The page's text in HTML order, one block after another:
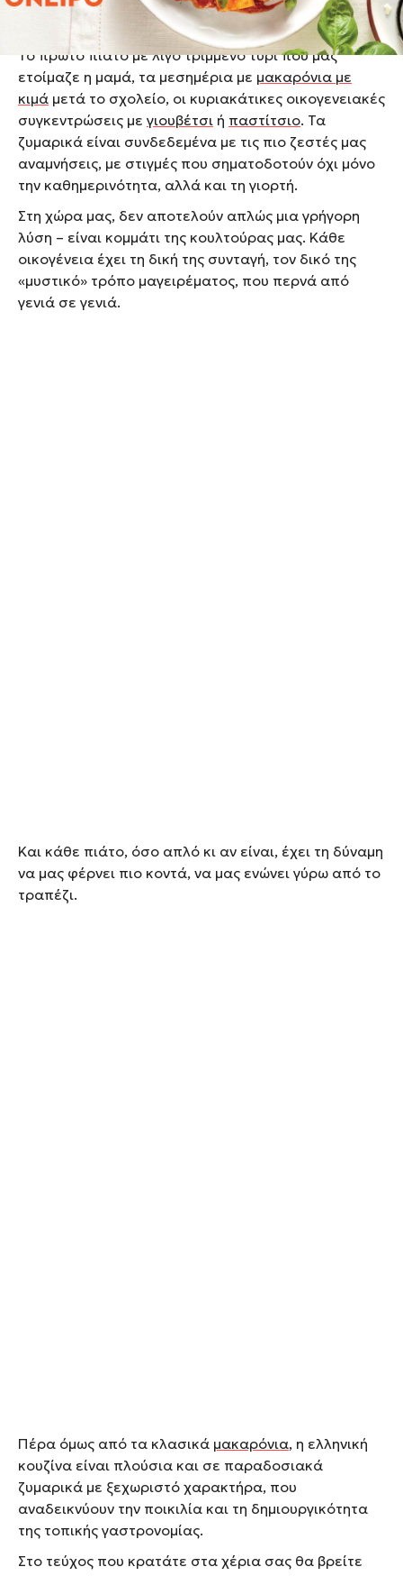
από τα πρώτα χρόνια της ζωής μας μέχρι και
σήμερα, αυτό είναι τα μακαρόνια.
Το πρώτο πιάτο με λίγο τριμμένο τυρί που μας
ετοίμαζε η μαμά, τα μεσημέρια με μακαρόνια με
κιμά μετά το σχολείο, οι κυριακάτικες οικογενειακές
συγκεντρώσεις με γιουβέτσι ή παστίτσιο. Τα
ζυμαρικά είναι συνδεδεμένα με τις πιο ζεστές μας
αναμνήσεις, με στιγμές που σηματοδοτούν όχι μόνο
την καθημερινότητα, αλλά και τη γιορτή.
Στη χώρα μας, δεν αποτελούν απλώς μια γρήγορη
λύση – είναι κομμάτι της κουλτούρας μας. Κάθε
οικογένεια έχει τη δική της συνταγή, τον δικό της
«μυστικό» τρόπο μαγειρέματος, που περνά από
γενιά σε γενιά.
Και κάθε πιάτο, όσο απλό κι αν είναι, έχει τη δύναμη
να μας φέρνει πιο κοντά, να μας ενώνει γύρω από το
τραπέζι.
Πέρα όμως από τα κλασικά μακαρόνια, η ελληνική
κουζίνα είναι πλούσια και σε παραδοσιακά
ζυμαρικά με ξεχωριστό χαρακτήρα, που
αναδεικνύουν την ποικιλία και τη δημιουργικότητα
της τοπικής γαστρονομίας.
Στο τεύχος που κρατάτε στα χέρια σας θα βρείτε